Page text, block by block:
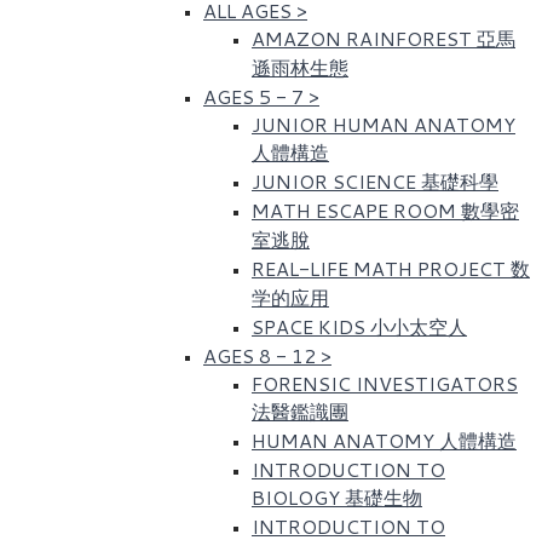
ALL AGES >
AMAZON RAINFOREST 亞馬
遜雨林生態
AGES 5 - 7 >
JUNIOR HUMAN ANATOMY
人體構造
JUNIOR SCIENCE 基礎科學
MATH ESCAPE ROOM 數學密
室逃脫
REAL-LIFE MATH PROJECT 数
学的应用
SPACE KIDS 小小太空人
AGES 8 - 12 >
FORENSIC INVESTIGATORS
法醫鑑識團
HUMAN ANATOMY 人體構造
INTRODUCTION TO
BIOLOGY 基礎生物
INTRODUCTION TO